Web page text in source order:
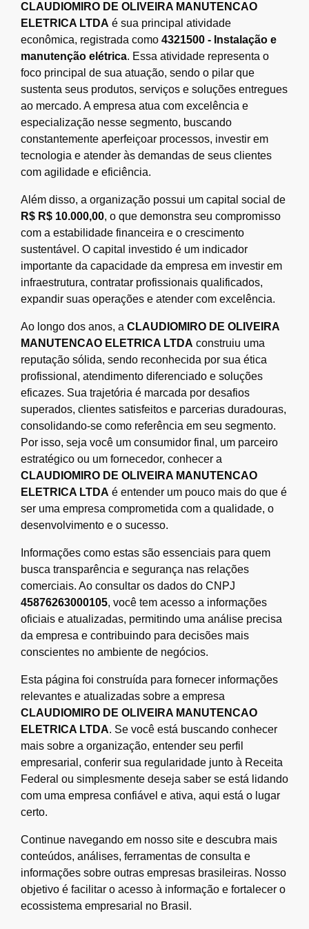
CLAUDIOMIRO DE OLIVEIRA MANUTENCAO
ELETRICA LTDA é sua principal atividade
econômica, registrada como 4321500 - Instalação e
manutenção elétrica. Essa atividade representa o
foco principal de sua atuação, sendo o pilar que
sustenta seus produtos, serviços e soluções entregues
ao mercado. A empresa atua com excelência e
especialização nesse segmento, buscando
constantemente aperfeiçoar processos, investir em
tecnologia e atender às demandas de seus clientes
com agilidade e eficiência.
Além disso, a organização possui um capital social de
R$ R$ 10.000,00, o que demonstra seu compromisso
com a estabilidade financeira e o crescimento
sustentável. O capital investido é um indicador
importante da capacidade da empresa em investir em
infraestrutura, contratar profissionais qualificados,
expandir suas operações e atender com excelência.
Ao longo dos anos, a CLAUDIOMIRO DE OLIVEIRA
MANUTENCAO ELETRICA LTDA construiu uma
reputação sólida, sendo reconhecida por sua ética
profissional, atendimento diferenciado e soluções
eficazes. Sua trajetória é marcada por desafios
superados, clientes satisfeitos e parcerias duradouras,
consolidando-se como referência em seu segmento.
Por isso, seja você um consumidor final, um parceiro
estratégico ou um fornecedor, conhecer a
CLAUDIOMIRO DE OLIVEIRA MANUTENCAO
ELETRICA LTDA é entender um pouco mais do que é
ser uma empresa comprometida com a qualidade, o
desenvolvimento e o sucesso.
Informações como estas são essenciais para quem
busca transparência e segurança nas relações
comerciais. Ao consultar os dados do CNPJ
45876263000105, você tem acesso a informações
oficiais e atualizadas, permitindo uma análise precisa
da empresa e contribuindo para decisões mais
conscientes no ambiente de negócios.
Esta página foi construída para fornecer informações
relevantes e atualizadas sobre a empresa
CLAUDIOMIRO DE OLIVEIRA MANUTENCAO
ELETRICA LTDA. Se você está buscando conhecer
mais sobre a organização, entender seu perfil
empresarial, conferir sua regularidade junto à Receita
Federal ou simplesmente deseja saber se está lidando
com uma empresa confiável e ativa, aqui está o lugar
certo.
Continue navegando em nosso site e descubra mais
conteúdos, análises, ferramentas de consulta e
informações sobre outras empresas brasileiras. Nosso
objetivo é facilitar o acesso à informação e fortalecer o
ecossistema empresarial no Brasil.